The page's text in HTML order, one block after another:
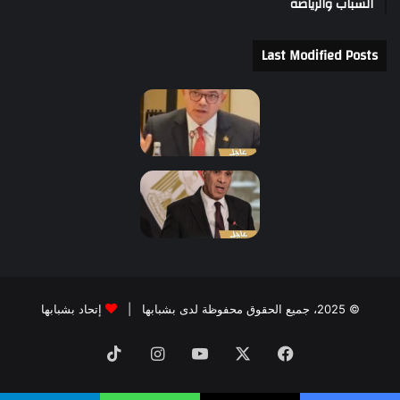
Last Modified Posts
© 2025، جميع الحقوق محفوظة لدى بشبابها | إتحاد بشبابها
فيسبوك ‫YouTubeانستقرام